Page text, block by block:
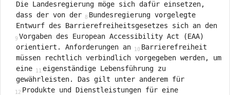
Die Landesregierung möge sich dafür einsetzen,
dass der von der Bundesregierung vorgelegte
Entwurf des Barrierefreiheitsgesetzes sich an den
Vorgaben des European Accessibility Act (EAA)
orientiert. Anforderungen an
Barrierefreiheit
müssen rechtlich verbindlich vorgegeben werden, um
eine
eigenständige Lebensführung zu
gewährleisten. Das gilt unter anderem für
Produkte und Dienstleistungen für eine